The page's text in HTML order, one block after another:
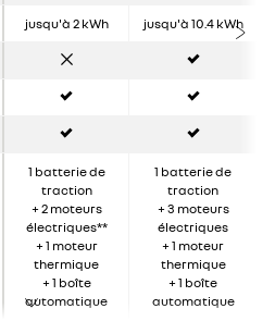
jusqu'à 2 kWh jusqu'à 10.4 kWh
1 batterie de
traction
+ 2 moteurs
électriques**
+ 1 moteur
thermique
+ 1 boîte
automatique
1 batterie de
traction
+ 3 moteurs
électriques
+ 1 moteur
thermique
+ 1 boîte
automatique